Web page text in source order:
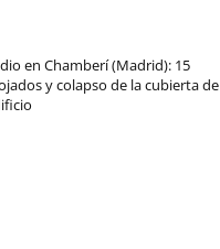
en Chamberí (Madrid): 15
y colapso de la cubierta de